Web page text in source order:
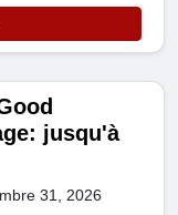
jusqu'à
31, 2026